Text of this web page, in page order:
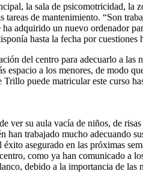
la sala de psicomotricidad, la
de mantenimiento. “Son
adquirido un nuevo ordenador
hasta la fecha por
del centro para adecuarlo a las
a los menores, de modo
puede matricular este curso
su aula vacía de niños, de
trabajado mucho adecuando
asegurado en las próximas
como ya han comunicado a
debido a la importancia de las